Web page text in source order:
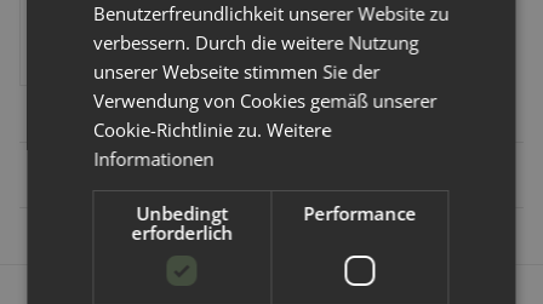
19,99 €*
Benutzerfreundlichkeit unserer Website zu
verbessern. Durch die weitere Nutzung
unserer Webseite stimmen Sie der
Verwendung von Cookies gemäß unserer
Cookie-Richtlinie zu.Weitere
Informationen
Unbedingt
erforderlich
Performance